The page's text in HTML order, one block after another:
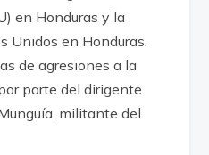
en Honduras y la
Unidos en Honduras,
de agresiones a la
parte del dirigente
militante del